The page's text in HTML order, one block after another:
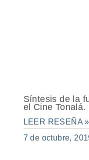
Síntesis de la
el Cine Tonalá.
LEER RESEÑA »
7 de octubre,